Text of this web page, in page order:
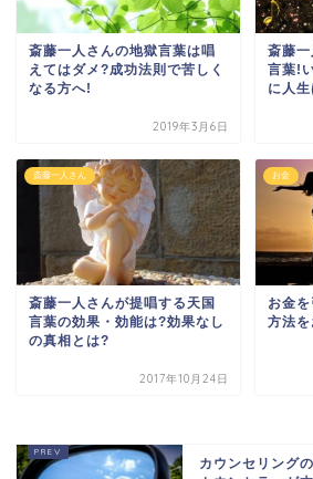
斎藤一人さんの地獄言葉は唱
えてはダメ?成功法則で苦しく
なる方へ!
2019年3月6日
斎藤
言葉!
に人
斎藤一人さん
斎藤一人さんが提唱する天国
言葉の効果・効能は?効果なし
の真相とは?
2017年10月24日
お金
お金
方法を
カウンセリング